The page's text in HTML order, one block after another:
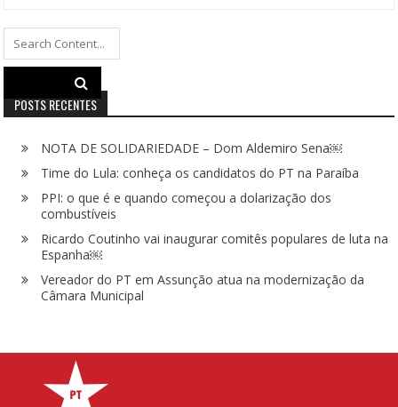
Search
for:
POSTS RECENTES
NOTA DE SOLIDARIEDADE – Dom Aldemiro Sena￼
Time do Lula: conheça os candidatos do PT na Paraíba
PPI: o que é e quando começou a dolarização dos
combustíveis
Ricardo Coutinho vai inaugurar comitês populares de luta na
Espanha￼
Vereador do PT em Assunção atua na modernização da
Câmara Municipal